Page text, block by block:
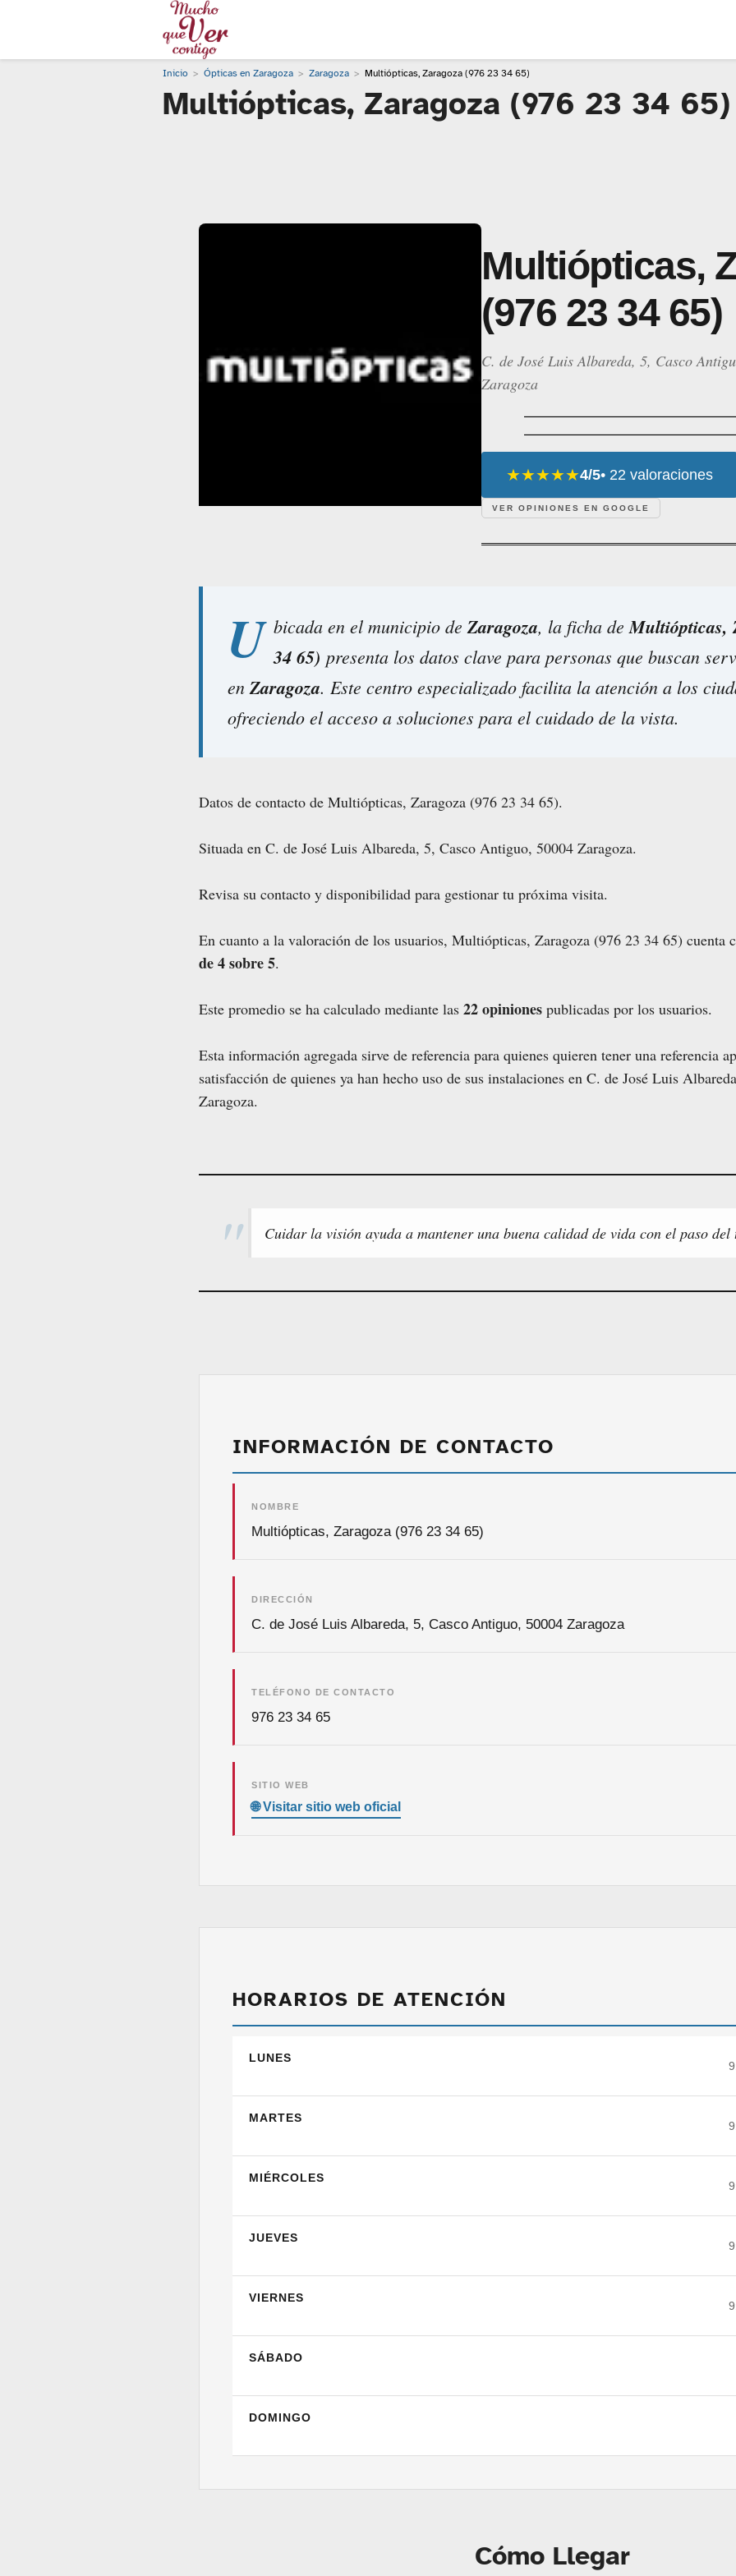
Inicio Ópticas en Zaragoza Zaragoza Multiópticas, Zaragoza (976 23 34 65)
Multiópticas, Zaragoza (976 23 34 65)
Multiópticas,
(976 23 34 65)
C. de José Luis Albareda, 5, Casco
Zaragoza
★★★★★4/5• 22 valoraciones
VER OPINIONES EN GOOGLE
U bicada en el municipio deZaragoza, la ficha deMultiópticas,
34 65) presenta los datos clave para personas que buscan
enZaragoza. Este centro especializado facilita la atención a los
ofreciendo el acceso a soluciones para el cuidado de la vista.
Datos de contacto de Multiópticas, Zaragoza (976 23 34 65).
Situada en C. de José Luis Albareda, 5, Casco Antiguo, 50004 Zaragoza.
Revisa su contacto y disponibilidad para gestionar tu próxima visita.
En cuanto a la valoración de los usuarios, Multiópticas, Zaragoza (976 23 34 65) cuenta
de 4 sobre 5.
Este promedio se ha calculado mediante las 22 opiniones publicadas por los usuarios.
Esta información agregada sirve de referencia para quienes quieren tener una referencia
satisfacción de quienes ya han hecho uso de sus instalaciones en C. de José Luis
Zaragoza.
Cuidar la visión ayuda a mantener una buena calidad de vida con el paso del
INFORMACIÓN DE CONTACTO
NOMBRE
Multiópticas, Zaragoza (976 23 34 65)
DIRECCIÓN
C. de José Luis Albareda, 5, Casco Antiguo, 50004 Zaragoza
TELÉFONO DE CONTACTO
976 23 34 65
SITIO WEB
HORARIOS DE ATENCIÓN
LUNES
MARTES
MIÉRCOLES
JUEVES
VIERNES
SÁBADO
DOMINGO
Cómo Llegar